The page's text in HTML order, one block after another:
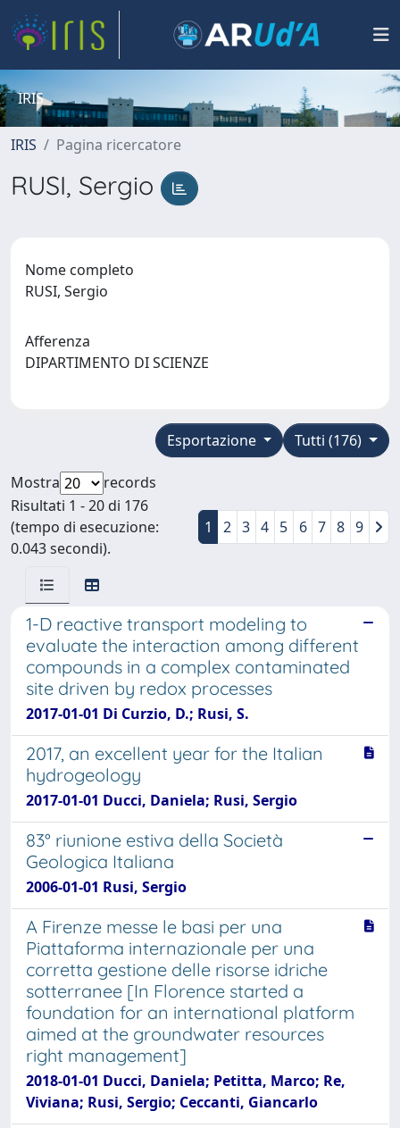
IRIS
IRIS Pagina ricercatore
RUSI, Sergio
Nome completo
RUSI, Sergio
Afferenza
DIPARTIMENTO DI SCIENZE
Tutti (176)
Esportazione
Mostra
records
Risultati 1 - 20 di 176
(tempo di esecuzione:
0.043 secondi).
1 2 3 4 5 6 7 8 9
1-D reactive transport modeling to
evaluate the interaction among different
compounds in a complex contaminated
site driven by redox processes
2017-01-01 Di Curzio, D.; Rusi, S.
2017, an excellent year for the Italian
hydrogeology
2017-01-01 Ducci, Daniela; Rusi, Sergio
83° riunione estiva della Società
Geologica Italiana
2006-01-01 Rusi, Sergio
A Firenze messe le basi per una
Piattaforma internazionale per una
corretta gestione delle risorse idriche
sotterranee [In Florence started a
foundation for an international platform
aimed at the groundwater resources
right management]
2018-01-01 Ducci, Daniela; Petitta, Marco; Re,
Viviana; Rusi, Sergio; Ceccanti, Giancarlo